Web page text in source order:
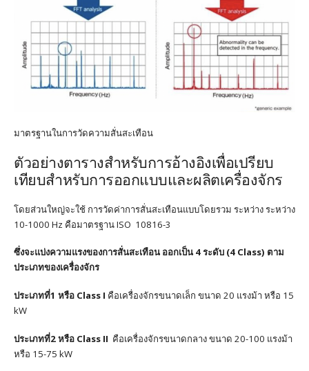
มาตรฐานในการวัดความสั่นสะเทือน
ตัวอย่างตารางสำหรับการอ้างอิงเพื่อเปรียบ
เทียบสำหรับการออกแบบและผลิตเครื่องจักร
โดยส่วนใหญ่จะใช้ การวัดค่าการสั่นสะเทือนแบบโดยรวม ระหว่าง ระหว่าง
10-1000 Hz คือมาตรฐาน ISO 10816-3
ซึ่งจะแบ่งความแรงของการสั่นสะเทือน ออกเป็น 4 ระดับ (4 Class) ตาม
ประเภทของเครื่องจักร
ประเภทที่1 หรือ Class I คือเครื่องจักรขนาดเล็ก ขนาด 20 แรงม้า หรือ 15
kW
ประเภทที่2 หรือ Class II คือเครื่องจักรขนาดกลาง ขนาด 20-100 แรงม้า
หรือ 15-75 kW